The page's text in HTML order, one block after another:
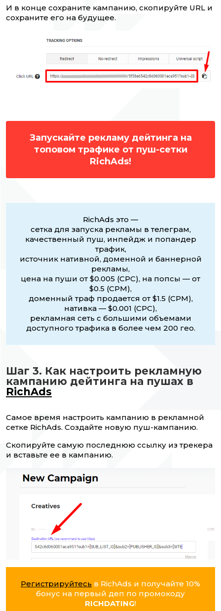
И в конце сохраните кампанию, скопируйте URL и
сохраните его на будущее.
Запускайте рекламу дейтинга на
топовом трафике от пуш-сетки
RichAds!
RichAds это —
сетка для запуска рекламы в телеграм,
качественный пуш, инпейдж и попандер
трафик,
источник нативной, доменной и баннерной
рекламы,
цена на пуши от $0.005 (CPC), на попсы — от
$0.5 (CPM),
доменный траф продается от $1.5 (CPM),
нативка — $0.001 (CPC),
рекламная сеть с большими объемами
доступного трафика в более чем 200 гео.
Шаг 3. Как настроить рекламную
кампанию дейтинга на пушах в
RichAds
Самое время настроить кампанию в рекламной
сетке RichAds. Создайте новую пуш-кампанию.
Скопируйте самую последнюю ссылку из трекера
и вставьте ее в кампанию.
Регистрируйтесь в RichAds и получайте 10%
бонус на первый деп по промокоду
RICHDATING!